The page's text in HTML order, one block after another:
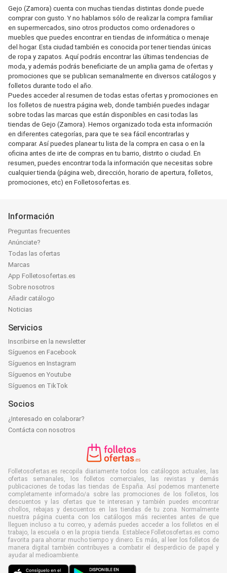
Gejo (Zamora) cuenta con muchas tiendas distintas donde puede
comprar con gusto. Y no hablamos sólo de realizar la compra familiar
en supermercados, sino otros productos como ordenadores o
muebles que puedes encontrar en tiendas de informática o menaje
del hogar. Esta ciudad también es conocida por tener tiendas únicas
de ropa y zapatos. Aquí podrás encontrar las últimas tendencias de
moda, y además podrás beneficiarte de un amplia gama de ofertas y
promociones que se publican semanalmente en diversos catálogos y
folletos durante todo el año.
Puedes acceder al resumen de todas estas ofertas y promociones en
los folletos de nuestra página web, donde también puedes indagar
sobre todas las marcas que están disponibles en casi todas las
tiendas de Gejo (Zamora). Hemos organizado toda esta información
en diferentes categorías, para que te sea fácil encontrarlas y
comparar. Así puedes planear tu lista de la compra en casa o en la
oficina antes de irte de compras en tu barrio, distrito o ciudad. En
resumen, puedes encontrar toda la información que necesitas sobre
cualquier tienda (página web, dirección, horario de apertura, folletos,
promociones, etc) en Folletosofertas.es.
Información
Preguntas frecuentes
Anúnciate?
Todas las ofertas
Marcas
App Folletosofertas.es
Sobre nosotros
Añadir catálogo
Noticias
Servicios
Inscribirse en la newsletter
Síguenos en Facebook
Síguenos en Instagram
Síguenos en Youtube
Síguenos en TikTok
Socios
¿Interesado en colaborar?
Contácta con nosotros
Folletosofertas.es recopila diariamente todos los catálogos actuales, las
ofertas semanales, los folletos comerciales, las revistas y demás
publicaciones de todas las tiendas de España. Así podemos mantenerte
completamente informado/a sobre las promociones de los folletos, los
descuentos y las ofertas que te interesan y también puedes encontrar
chollos, rebajas y descuentos en las tiendas de tu zona. Normalmente
nuestra página cuenta con los catálogos más recientes antes de que
lleguen incluso a tu correo, y además puedes acceder a los folletos en el
trabajo, la escuela o en la propia tienda. Establece Folletosofertas.es como
favorita para ahorrar mucho tiempo y dinero. Es más, al leer los folletos de
manera digital también contribuyes a combatir el desperdicio de papel y
ayudar al medioambiente.